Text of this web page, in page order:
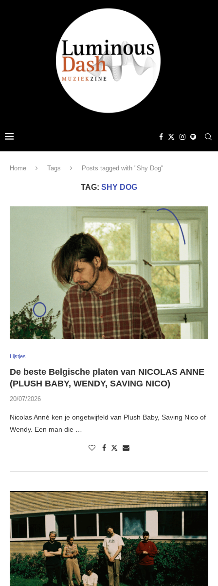
Home Tags Posts tagged with "Shy Dog"
TAG: SHY DOG
Lijstjes
De beste Belgische platen van NICOLAS ANNE
(PLUSH BABY, WENDY, SAVING NICO)
20/07/2026
Nicolas Anné ken je ongetwijfeld van Plush Baby, Saving Nico of
Wendy. Een man die …